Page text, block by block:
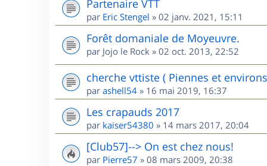
Partenaire VTT
par Eric Stengel » 02 janv. 2021, 15:11
Forêt domaniale de Moyeuvre.
par Jojo le Rock » 02 oct. 2013, 22:52
cherche vttiste ( Piennes et
par ashell54 » 16 mai 2019, 16:37
Les crapauds 2017
par kaiser54380 » 14 mars 2017, 20:04
[Club57]--> On est chez nous!
par Pierre57 » 08 mars 2009, 20:38